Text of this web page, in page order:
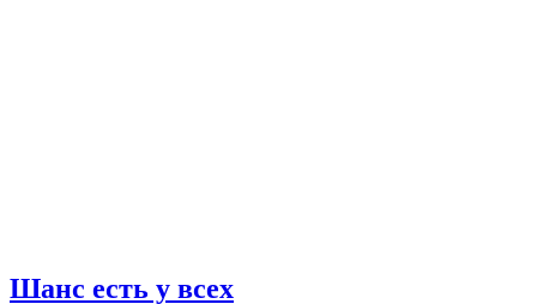
Шанс есть у всех